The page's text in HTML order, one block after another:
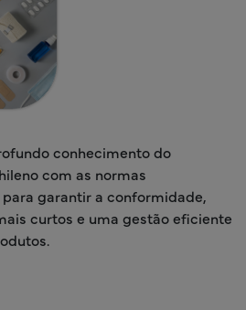
conhecimento do
com as normas
garantir a conformidade,
curtos e uma gestão eficiente